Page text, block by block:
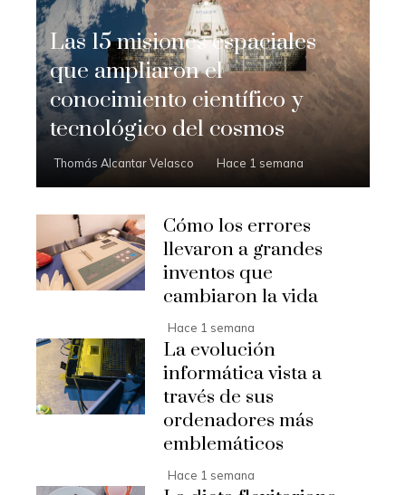
Las 15 misiones espaciales
que ampliaron el
conocimiento científico y
tecnológico del cosmos
Thomás Alcantar Velasco Hace 1 semana
Cómo los errores
llevaron a grandes
inventos que
cambiaron la vida
Hace 1 semana
La evolución
informática vista a
través de sus
ordenadores más
emblemáticos
Hace 1 semana